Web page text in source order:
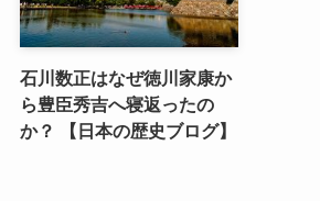
石川数正はなぜ徳川家康か
ら豊臣秀吉へ寝返ったの
か？ 【日本の歴史ブログ】